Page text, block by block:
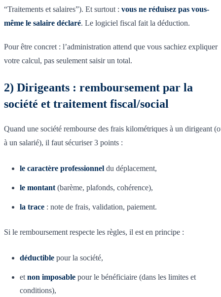
“Traitements et salaires”). Et surtout : vous ne réduisez pas vous-
même le salaire déclaré. Le logiciel fiscal fait la déduction.
Pour être concret : l’administration attend que vous sachiez expliquer
votre calcul, pas seulement saisir un total.
2) Dirigeants : remboursement par la
société et traitement fiscal/social
Quand une société rembourse des frais kilométriques à un dirigeant
à un salarié), il faut sécuriser 3 points :
le caractère professionnel du déplacement,
le montant (barème, plafonds, cohérence),
la trace : note de frais, validation, paiement.
Si le remboursement respecte les règles, il est en principe :
déductible pour la société,
et non imposable pour le bénéficiaire (dans les limites et
conditions),